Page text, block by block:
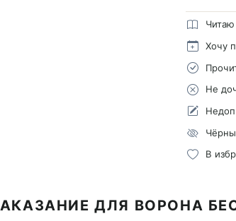
Читаю
Хочу
Не
В
ДЛЯ ВОРОНА